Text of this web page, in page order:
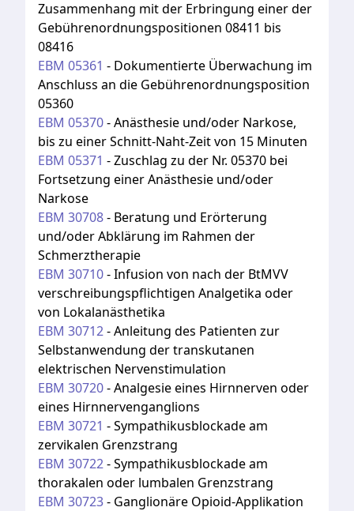
Zusammenhang mit der Erbringung einer der
Gebührenordnungspositionen 08411 bis
08416
EBM 05361 - Dokumentierte Überwachung im
Anschluss an die Gebührenordnungsposition
05360
EBM 05370-Anästhesie und/oder Narkose,
bis zu einer Schnitt-Naht-Zeit von 15 Minuten
EBM 05371 -Zuschlag zu der Nr. 05370 bei
Fortsetzung einer Anästhesie und/oder
Narkose
EBM 30708- Beratung und Erörterung
und/oder Abklärung im Rahmen der
Schmerztherapie
EBM 30710-Infusion von nach der BtMVV
verschreibungspflichtigen Analgetika oder
von Lokalanästhetika
EBM 30712-Anleitung des Patienten zur
Selbstanwendung der transkutanen
elektrischen Nervenstimulation
EBM 30720-Analgesie eines Hirnnerven oder
eines Hirnnervenganglions
EBM 30721 -Sympathikusblockade am
zervikalen Grenzstrang
EBM 30722-Sympathikusblockade am
thorakalen oder lumbalen Grenzstrang
EBM 30723- Ganglionäre Opioid-Applikation